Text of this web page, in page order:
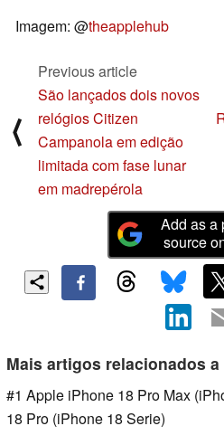
Imagem: @theapplehub
⟨
Previous article
São lançados dois novos
relógios Citizen
Campanola em edição
limitada com fase lunar
em madrepérola
Add as a
source
Mais artigos relacionados
#1 Apple iPhone 18 Pro Max
18 Pro (iPhone 18 Serie)